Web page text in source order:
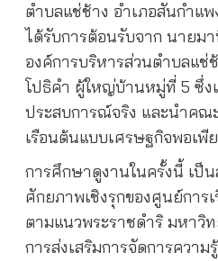
ตำบลแช่ช้าง อำเภอสันกำแพ
ได้รับการต้อนรับจาก นายม
องค์การบริหารส่วนตำบลแ
โปธิคำ ผู้ใหญ่บ้านหมู่ที่ 5 ซึ่ง
ประสบการณ์จริง และนำคณ
เรือนต้นแบบเศรษฐกิจพอเพี
การศึกษาดูงานในครั้งนี้ เป็
ศักยภาพเชิงรุกของศูนย์การ
ตามแนวพระราชดำริ มหาวิ
การส่งเสริมการจัดการควา